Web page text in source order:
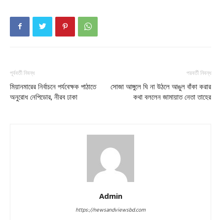
পূর্ববর্তী নিবন্ধ
মিয়ানমারের নির্বাচনে পর্যবেক্ষক পাঠাতে
অনুরোধ নেপিডোর, নীরব ঢাকা
পরবর্তী নিবন্ধ
সোজা আঙ্গুলে ঘি না উঠলে আঙুল বাঁকা করার
কথা বললেন জামায়াত নেতা তাহের
Admin
https://newsandviewsbd.com